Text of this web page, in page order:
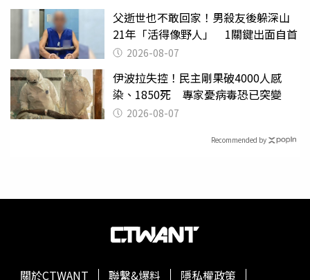
父逝世也不敢回家！男殺友後躲深山
21年「活得像野人」 1關鍵出面自首
2026-08-07
伊波拉失控！民主剛果破4000人感
染、1850死 專家憂病毒恐已突變
2026-08-07
Recommended by
關於CTWANT 聯繫&爆料 隱私權政策